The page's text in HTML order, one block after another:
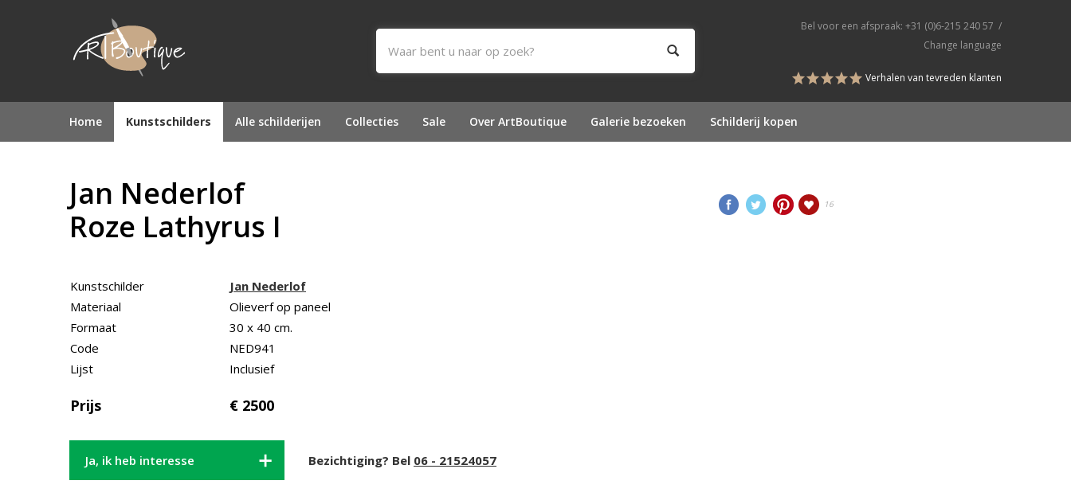
Bel voor een afspraak: +31 (0)6-215 240 57 /
Change language
Verhalen van tevreden klanten
Home Kunstschilders Alle schilderijen Collecties Sale Over ArtBoutique Galerie bezoeken Schilderij kopen
Jan Nederlof
Roze Lathyrus I
Kunstschilder
Jan Nederlof
Materiaal
Olieverf op paneel
Formaat
30 x 40 cm.
Code
NED941
Lijst
Inclusief
Prijs € 2500
Ja, ik heb interesse Bezichtiging? Bel 06 - 21524057
16